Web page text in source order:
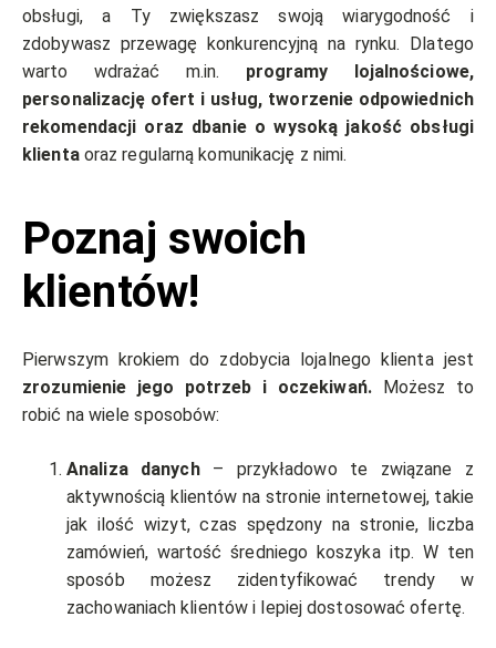
obsługi, a Ty zwiększasz swoją wiarygodność i
zdobywasz przewagę konkurencyjną na rynku. Dlatego
warto wdrażać m.in. programy lojalnościowe,
personalizację ofert i usług, tworzenie odpowiednich
rekomendacji oraz dbanie o wysoką jakość obsługi
klientaoraz regularną komunikację z nimi.
Poznaj swoich
klientów!
Pierwszym krokiem do zdobycia lojalnego klienta jest
zrozumienie jego potrzeb i oczekiwań. Możesz to
robić na wiele sposobów:
Analiza danych– przykładowo te związane z
aktywnością klientów na stronie internetowej, takie
jak ilość wizyt, czas spędzony na stronie, liczba
zamówień, wartość średniego koszyka itp. W ten
sposób możesz zidentyfikować trendy w
zachowaniach klientów i lepiej dostosować ofertę.